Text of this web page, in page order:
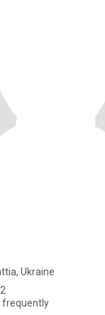
Ukraine
frequently